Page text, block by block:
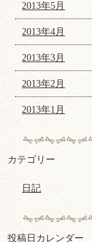
2013年5月
2013年4月
2013年3月
2013年2月
2013年1月
カテゴリー
日記
投稿日カレンダー